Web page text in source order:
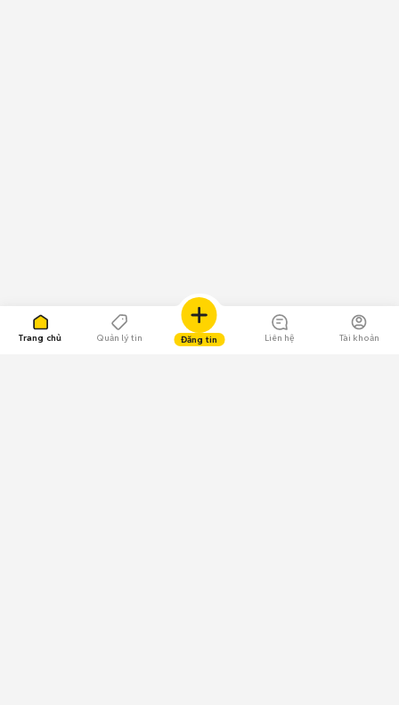
Trang chủ Quản lý tin Đăng tin Liên hệ Tài khoản